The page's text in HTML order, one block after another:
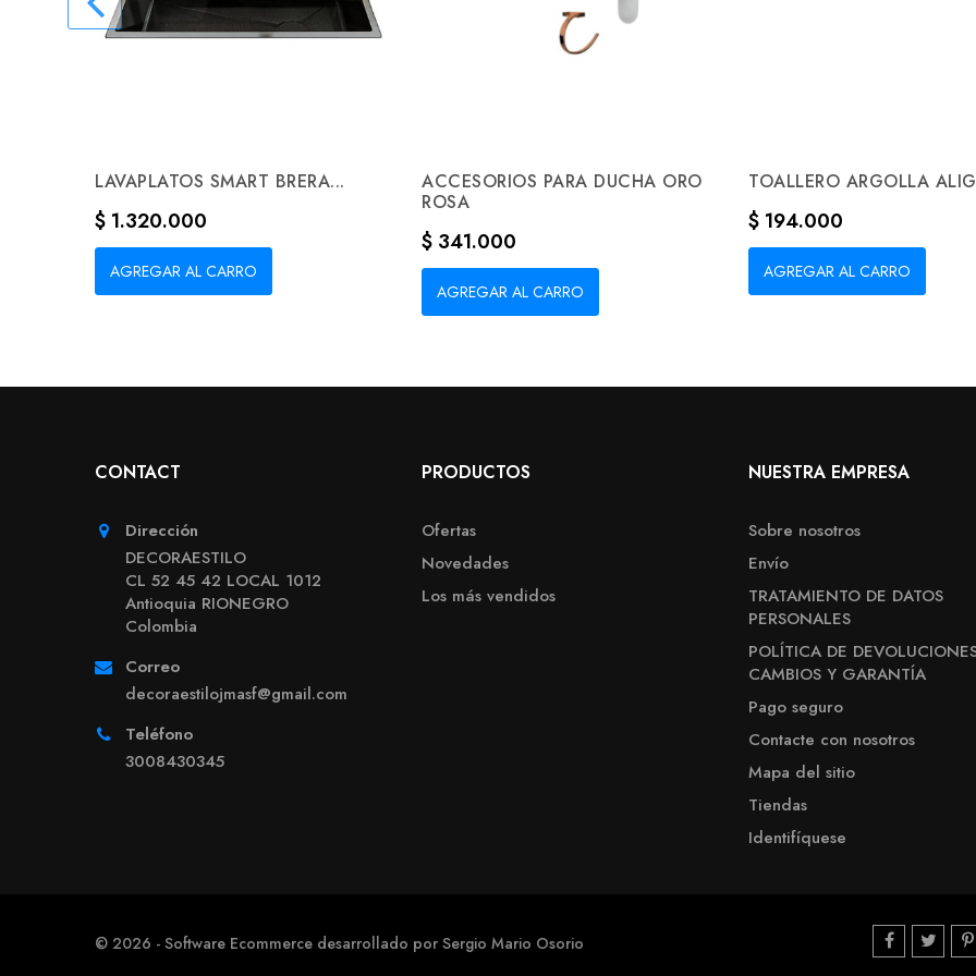
LAVAPLATOS SMART BRERA...
Precio
$ 1.320.000
AGREGAR AL CARRO
ACCESORIOS PARA DUCHA ORO
ROSA
Precio
$ 341.000
AGREGAR AL CARRO
TOALLERO ARGOLLA
Precio
$ 194.000
AGREGAR AL CARRO
CONTACT
Dirección
DECORAESTILO
CL 52 45 42 LOCAL 1012
Antioquia RIONEGRO
Colombia
Correo
decoraestilojmasf@gmail.com
Teléfono
3008430345
PRODUCTOS
Ofertas
Novedades
Los más vendidos
NUESTRA EMPRESA
Sobre nosotros
Envío
TRATAMIENTO DE DATOS
PERSONALES
POLÍTICA DE
CAMBIOS Y GARANTÍA
Pago seguro
Contacte con nosotros
Mapa del sitio
Tiendas
Identifíquese
© 2026 - Software Ecommerce desarrollado por Sergio Mario Osorio